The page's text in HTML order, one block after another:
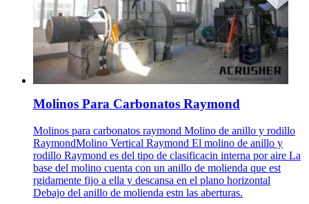
Molinos Para Carbonatos Raymond
Molinos para carbonatos raymond Molino de anillo y rodillo
RaymondMolino Vertical Raymond El molino de anillo y
rodillo Raymond es del tipo de clasificacin interna por aire La
base del molino cuenta con un anillo de molienda que est
rgidamente fijo a ella y descansa en el plano horizontal
Debajo del anillo de molienda estn las aberturas.